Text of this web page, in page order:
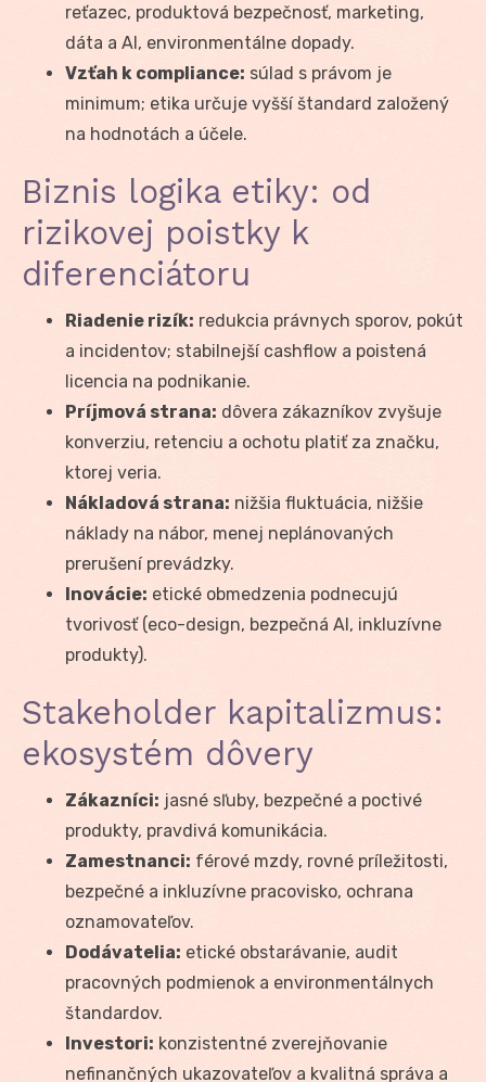
reťazec, produktová bezpečnosť, marketing,
dáta a AI, environmentálne dopady.
Vzťah k compliance: súlad s právom je
minimum; etika určuje vyšší štandard založený
na hodnotách a účele.
Biznis logika etiky: od
rizikovej poistky k
diferenciátoru
Riadenie rizík: redukcia právnych sporov, pokút
a incidentov; stabilnejší cashflow a poistená
licencia na podnikanie.
Príjmová strana: dôvera zákazníkov zvyšuje
konverziu, retenciu a ochotu platiť za značku,
ktorej veria.
Nákladová strana: nižšia fluktuácia, nižšie
náklady na nábor, menej neplánovaných
prerušení prevádzky.
Inovácie: etické obmedzenia podnecujú
tvorivosť (eco-design, bezpečná AI, inkluzívne
produkty).
Stakeholder kapitalizmus:
ekosystém dôvery
Zákazníci: jasné sľuby, bezpečné a poctivé
produkty, pravdivá komunikácia.
Zamestnanci: férové mzdy, rovné príležitosti,
bezpečné a inkluzívne pracovisko, ochrana
oznamovateľov.
Dodávatelia: etické obstarávanie, audit
pracovných podmienok a environmentálnych
štandardov.
Investori: konzistentné zverejňovanie
nefinančných ukazovateľov a kvalitná správa a